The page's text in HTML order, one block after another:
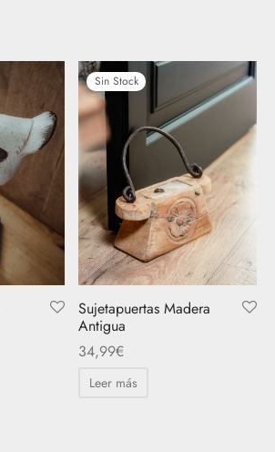
Sin Stock
Sujetapuertas Madera
Antigua
34,99€
Leer más